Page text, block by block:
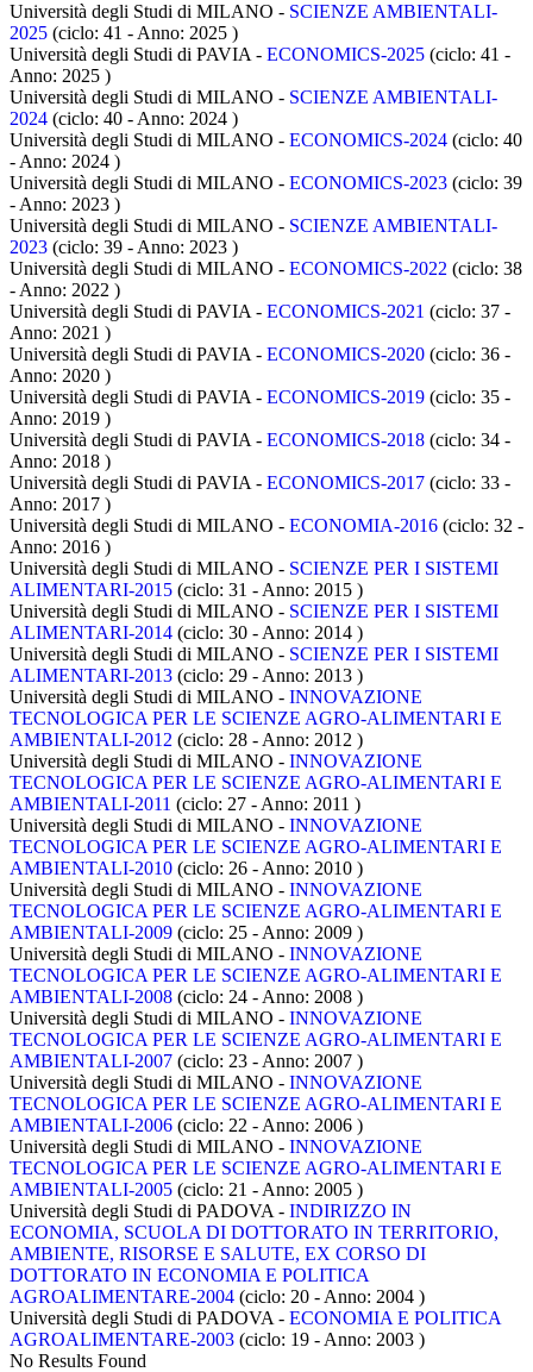
Università degli Studi di MILANO - SCIENZE AMBIENTALI-
2025 (ciclo: 41 - Anno: 2025 )
Università degli Studi di PAVIA - ECONOMICS-2025 (ciclo: 41 -
Anno: 2025 )
Università degli Studi di MILANO - SCIENZE AMBIENTALI-
2024 (ciclo: 40 - Anno: 2024 )
Università degli Studi di MILANO - ECONOMICS-2024 (ciclo: 40
- Anno: 2024 )
Università degli Studi di MILANO - ECONOMICS-2023 (ciclo: 39
- Anno: 2023 )
Università degli Studi di MILANO - SCIENZE AMBIENTALI-
2023 (ciclo: 39 - Anno: 2023 )
Università degli Studi di MILANO - ECONOMICS-2022 (ciclo: 38
- Anno: 2022 )
Università degli Studi di PAVIA - ECONOMICS-2021 (ciclo: 37 -
Anno: 2021 )
Università degli Studi di PAVIA - ECONOMICS-2020 (ciclo: 36 -
Anno: 2020 )
Università degli Studi di PAVIA - ECONOMICS-2019 (ciclo: 35 -
Anno: 2019 )
Università degli Studi di PAVIA - ECONOMICS-2018 (ciclo: 34 -
Anno: 2018 )
Università degli Studi di PAVIA - ECONOMICS-2017 (ciclo: 33 -
Anno: 2017 )
Università degli Studi di MILANO - ECONOMIA-2016 (ciclo: 32 -
Anno: 2016 )
Università degli Studi di MILANO - SCIENZE PER I SISTEMI
ALIMENTARI-2015 (ciclo: 31 - Anno: 2015 )
Università degli Studi di MILANO - SCIENZE PER I SISTEMI
ALIMENTARI-2014 (ciclo: 30 - Anno: 2014 )
Università degli Studi di MILANO - SCIENZE PER I SISTEMI
ALIMENTARI-2013 (ciclo: 29 - Anno: 2013 )
Università degli Studi di MILANO - INNOVAZIONE
TECNOLOGICA PER LE SCIENZE AGRO-ALIMENTARI E
AMBIENTALI-2012 (ciclo: 28 - Anno: 2012 )
Università degli Studi di MILANO - INNOVAZIONE
TECNOLOGICA PER LE SCIENZE AGRO-ALIMENTARI E
AMBIENTALI-2011 (ciclo: 27 - Anno: 2011 )
Università degli Studi di MILANO - INNOVAZIONE
TECNOLOGICA PER LE SCIENZE AGRO-ALIMENTARI E
AMBIENTALI-2010 (ciclo: 26 - Anno: 2010 )
Università degli Studi di MILANO - INNOVAZIONE
TECNOLOGICA PER LE SCIENZE AGRO-ALIMENTARI E
AMBIENTALI-2009 (ciclo: 25 - Anno: 2009 )
Università degli Studi di MILANO - INNOVAZIONE
TECNOLOGICA PER LE SCIENZE AGRO-ALIMENTARI E
AMBIENTALI-2008 (ciclo: 24 - Anno: 2008 )
Università degli Studi di MILANO - INNOVAZIONE
TECNOLOGICA PER LE SCIENZE AGRO-ALIMENTARI E
AMBIENTALI-2007 (ciclo: 23 - Anno: 2007 )
Università degli Studi di MILANO - INNOVAZIONE
TECNOLOGICA PER LE SCIENZE AGRO-ALIMENTARI E
AMBIENTALI-2006 (ciclo: 22 - Anno: 2006 )
Università degli Studi di MILANO - INNOVAZIONE
TECNOLOGICA PER LE SCIENZE AGRO-ALIMENTARI E
AMBIENTALI-2005 (ciclo: 21 - Anno: 2005 )
Università degli Studi di PADOVA - INDIRIZZO IN
ECONOMIA, SCUOLA DI DOTTORATO IN TERRITORIO,
AMBIENTE, RISORSE E SALUTE, EX CORSO DI
DOTTORATO IN ECONOMIA E POLITICA
AGROALIMENTARE-2004 (ciclo: 20 - Anno: 2004 )
Università degli Studi di PADOVA - ECONOMIA E POLITICA
AGROALIMENTARE-2003 (ciclo: 19 - Anno: 2003 )
No Results Found